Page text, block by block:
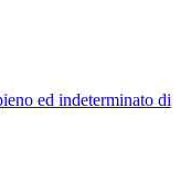
ed indeterminato di